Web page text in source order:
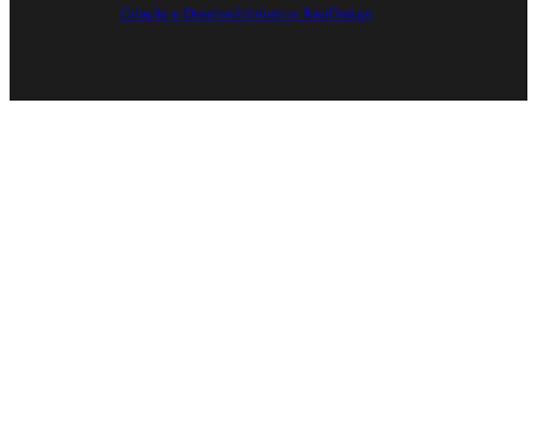
Criação e Desenvolvimento: RapDesign